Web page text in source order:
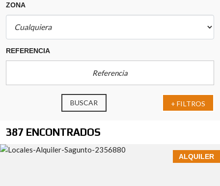
ZONA
REFERENCIA
+ FILTROS
BUSCAR
387 ENCONTRADOS
ALQUILER